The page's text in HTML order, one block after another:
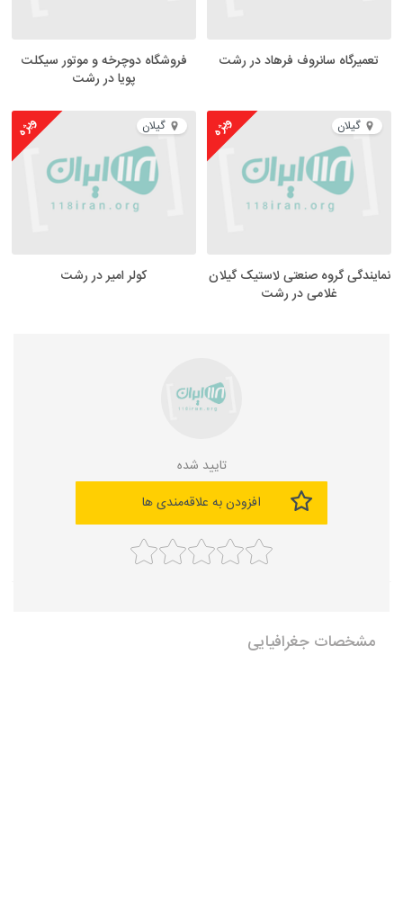
تعمیرگاه سانروف فرهاد در رشت
فروشگاه دوچرخه و موتور سیکلت
پویا در رشت
گیلان ویژه
نمایندگی گروه صنعتی لاستیک گیلان
غلامی در رشت
گیلان ویژه
کولر امیر در رشت
تایید شده
افزودن به علاقه‌مندی ها
مشخصات جغرافیایی